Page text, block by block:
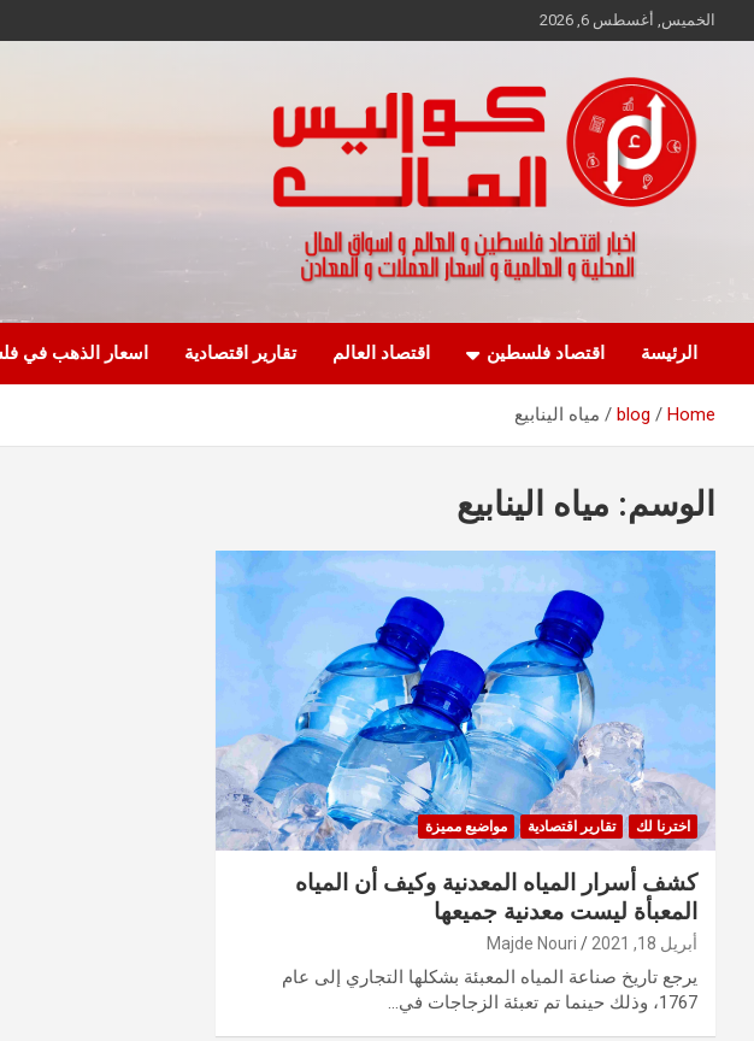
to
الخميس, أغسطس 6, 2026
كواليس المال
الرئيسة اقتصاد فلسطين اقتصاد العالم تقارير اقتصادية اسعار الذهب في
Home
blog مياه الينابيع
الوسم: مياه الينابيع
اخترنا لك تقارير اقتصادية مواضيع مميزة
كشف أسرار المياه المعدنية وكيف أن المياه
المعبأة ليست معدنية جميعها
أبريل 18, 2021 Majde Nouri
يرجع تاريخ صناعة المياه المعبئة بشكلها التجاري إلى عام
1767، وذلك حينما تم تعبئة الزجاجات في…